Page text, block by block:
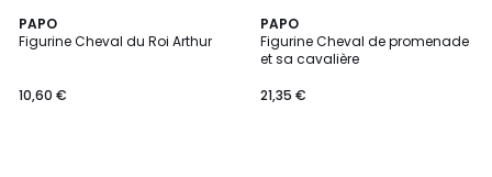
PAPO
Figurine Cheval du Roi Arthur
10,60 €
PAPO
Figurine Cheval de promenade
et sa cavalière
21,35 €